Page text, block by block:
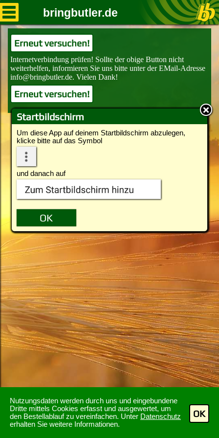
Nutzungsdaten werden durch uns und eingebundene
Dritte mittels Cookies erfasst und ausgewertet, um
den Bestellablauf zu vereinfachen. Unter Datenschutz
erhalten Sie weitere Informationen.
OK
Startbildschirm
Um diese App auf deinem Startbildschirm abzulegen,
klicke bitte auf das Symbol
und danach auf
bringbutler.de
Erneut versuchen!
Erneut versuchen!